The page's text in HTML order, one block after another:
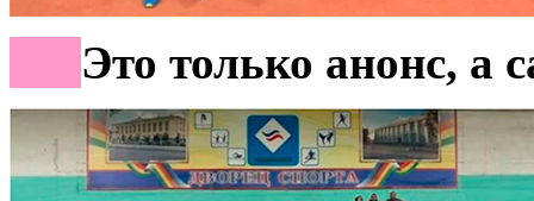
Это только анонс, а